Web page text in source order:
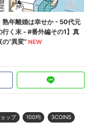
ップ 100均 3COINS